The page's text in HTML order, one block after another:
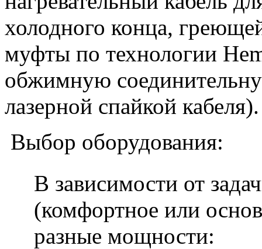
холодного конца,
муфты по технологии
обжимную
лазерной спайкой кабеля).
Выбор оборудования:
В зависимости от
(комфортное или
разные мощности: